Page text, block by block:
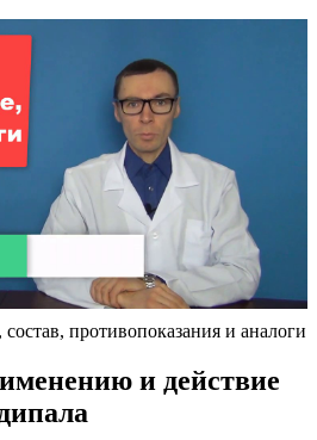
противопоказания и аналоги
и действие